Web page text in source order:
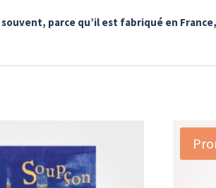
parce qu’il est fabriqué en